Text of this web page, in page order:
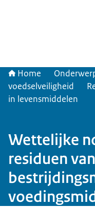
Home
voedselveiligheid
in levensmiddelen
Wettelijke
residuen van